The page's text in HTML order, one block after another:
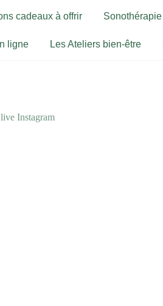
cadeaux à offrir Sonothérapie
ligne Les Ateliers bien-être
Instagram